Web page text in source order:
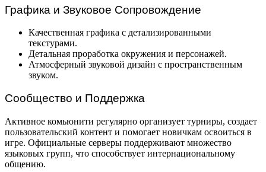
Графика и Звуковое Сопровождение
Качественная графика с детализированными
текстурами.
Детальная проработка окружения и персонажей.
Атмосферный звуковой дизайн с пространственным
звуком.
Сообщество и Поддержка
Активное комьюнити регулярно организует турниры, создает
пользовательский контент и помогает новичкам освоиться в
игре. Официальные серверы поддерживают множество
языковых групп, что способствует интернациональному
общению.